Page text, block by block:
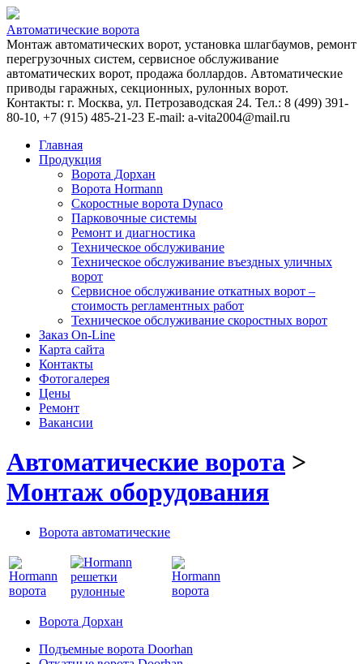
Автоматические ворота
Монтаж автоматических ворот, установка шлагбаумов, ремонт
перегрузочных систем, сервисное обслуживание
автоматических ворот, продажа боллардов. Автоматические
приводы гаражных, секционных, рулонных ворот.
Контакты: г. Москва, ул. Петрозаводская 24. Тел.: 8 (499) 391-
80-10, +7 (915) 485-21-23 E-mail: a-vita2004@mail.ru
Главная
Продукция
Ворота Дорхан
Ворота Hormann
Скоростные ворота Dynaco
Парковочные системы
Ремонт и диагностика
Техническое обслуживание
Техническое обслуживание въездных уличных
ворот
Сервисное обслуживание откатных ворот –
стоимость регламентных работ
Техническое обслуживание скоростных ворот
Заказ On-Line
Карта сайта
Контакты
Фотогалерея
Цены
Ремонт
Вакансии
Автоматические ворота >
Монтаж оборудования
Ворота автоматические
Ворота Дорхан
Подъемные ворота Doorhan